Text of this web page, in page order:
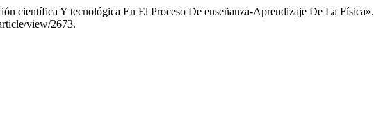
científica Y tecnológica En El Proceso De enseñanza-Aprendizaje De La Física».
view/2673.